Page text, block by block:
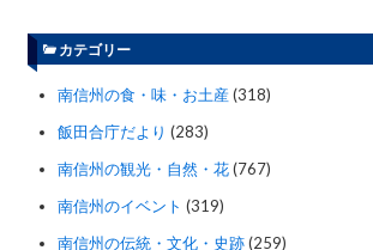
カテゴリー
南信州の食・味・お土産(318)
飯田合庁だより (283)
南信州の観光・自然・花(767)
南信州のイベント (319)
南信州の伝統・文化・史跡(259)